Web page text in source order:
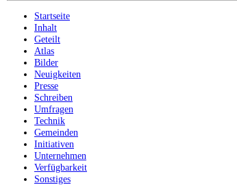
Startseite
Inhalt
Geteilt
Atlas
Bilder
Neuigkeiten
Presse
Schreiben
Umfragen
Technik
Gemeinden
Initiativen
Unternehmen
Verfügbarkeit
Sonstiges